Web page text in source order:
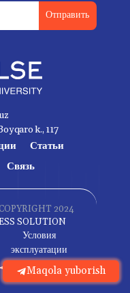
Maqola yuborish
Отправить
k., 117
Статьи
Связь
2024
SOLUTION
Условия
эксплуатации